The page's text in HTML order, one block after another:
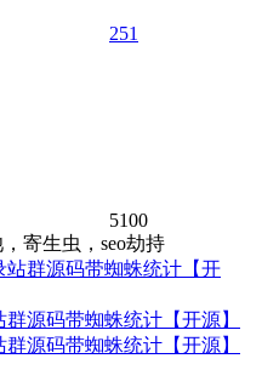
251
5100
寄生虫，seo劫持
源码带蜘蛛统计【开源】
源码带蜘蛛统计【开源】